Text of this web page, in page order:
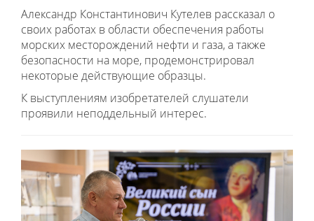
Александр Константинович Кутелев рассказал о
своих работах в области обеспечения работы
морских месторождений нефти и газа, а также
безопасности на море, продемонстрировал
некоторые действующие образцы.
К выступлениям изобретателей слушатели
проявили неподдельный интерес.